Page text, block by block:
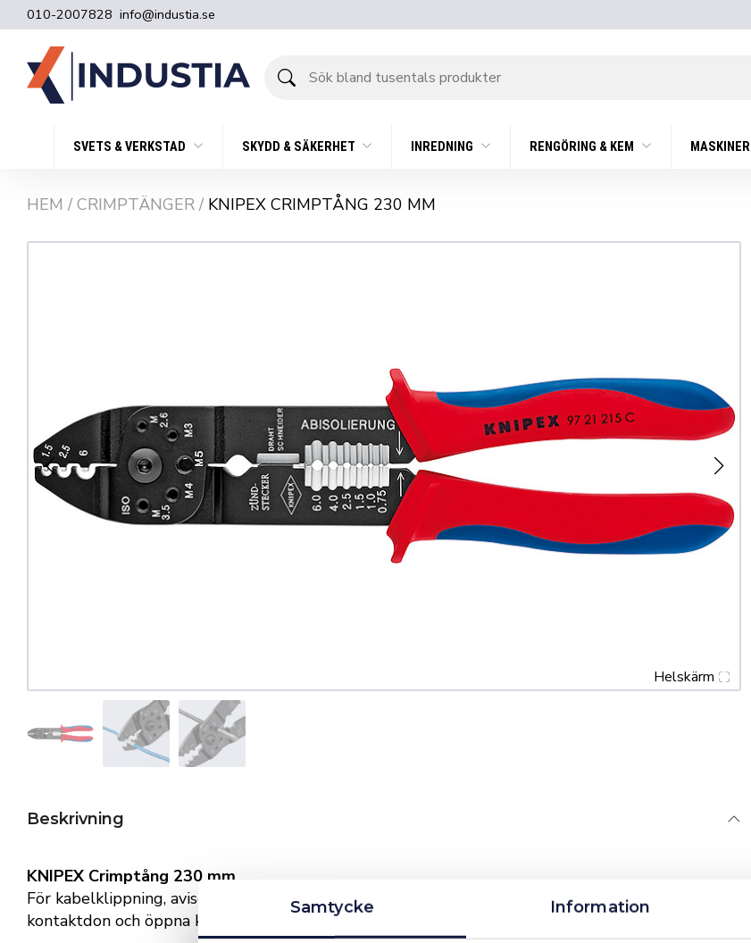
Samtycke Information
010-2007828 info@industia.se
bland
SVETS & VERKSTAD SKYDD & SÄKERHET INREDNING RENGÖRING & KEM MASKINER
HEM / CRIMPTÄNGER / KNIPEX CRIMPTÅNG 230 MM
Helskärm
Beskrivning
KNIPEX Crimptång 230 mm
För kabelklippning, avisolering av tråd och pressning av isolerade och oisolerade kabelskor samt
kontaktdon och öppna kontaktdon.